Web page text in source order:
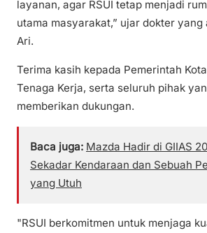
layanan, agar RSUI tetap menjadi
utama masyarakat,” ujar dokter
Ari.
Terima kasih kepada Pemerintah
Tenaga Kerja, serta seluruh pihak
memberikan dukungan.
Baca juga: Mazda Hadir di GIIAS
Sekadar Kendaraan dan Sebuah
yang Utuh
"RSUI berkomitmen untuk menjaga